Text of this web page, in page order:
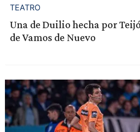
TEATRO
Una de Duilio hecha por
de Vamos de Nuevo